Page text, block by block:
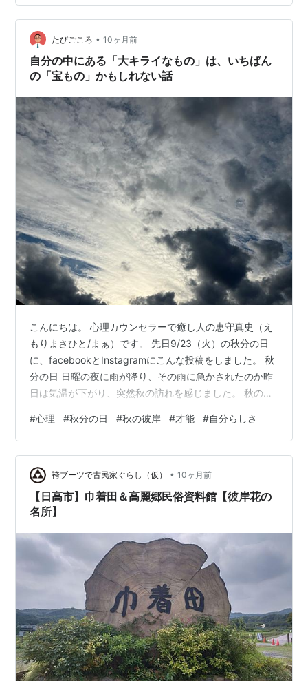
そ✨オーナーのあすか🍀です。 いつもお越し下さりあり
がとうございます！ 🌹 彼岸花の不思議な存在｜香りがな
いのに心に残る理由 🌹 香りがない彼岸花花と、心に残る
印象 🌹 香りの記憶と、彼岸花から広がる連想 🌹 まとめ
｜香りがなくても記憶に…
たびごころ • 10ヶ月前
自分の中にある「大キライなもの」は、いちばん
の「宝もの」かもしれない話
こんにちは。 心理カウンセラーで癒し人の恵守真史（え
もりまさひと/まぁ）です。 先日9/23（火）の秋分の日
に、facebookとInstagramにこんな投稿をしました。 秋
分の日 日曜の夜に雨が降り、その雨に急かされたのか昨
日は気温が下がり、突然秋の訪れを感じました。 秋の訪
彼岸花を見ると、やっと茎が伸び、つぼみもふくらんで
いました。 雨＝浄化、ずっとそう思っていましたが、雨
は季節をもたらす、呼びつける存在でもあるんですね。
さて、昨年の冬至から春分の日にかけてまかれた種が夏
至を経て実り、それらを刈り取る時期となりました。 ど
んなものが実っ…
#心理 #秋分の日 #秋の彼岸 #才能 #自分らしさ
袴ブーツで古民家ぐらし（仮） • 10ヶ月前
【日高市】巾着田＆高麗郷民俗資料館【彼岸花の
名所】